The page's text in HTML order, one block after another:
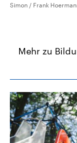
Simon / Frank
Mehr zu